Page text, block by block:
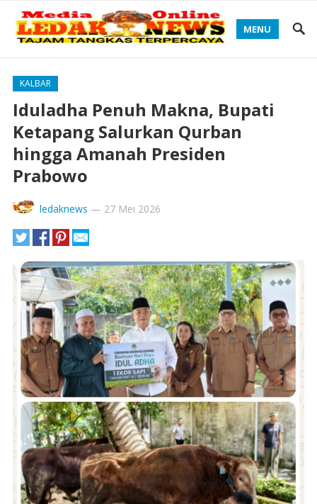
MENU
KALBAR
Iduladha Penuh Makna, Bupati
Ketapang Salurkan Qurban
hingga Amanah Presiden
Prabowo
ledaknews — 27 Mei 2026